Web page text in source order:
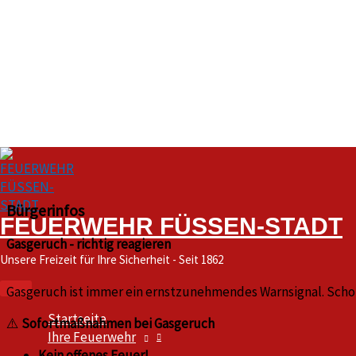
FEUERWEHR FÜSSEN-STADT
Unsere Freizeit für Ihre Sicherheit - Seit 1862
Hauptmenü
Startseite
Ihre Feuerwehr
Bürgerinfos
Gasgeruch - richtig reagieren
Gasgeruch ist immer ein ernstzunehmendes Warnsignal.
⚠️ Sofortmaßnahmen bei Gasgeruch